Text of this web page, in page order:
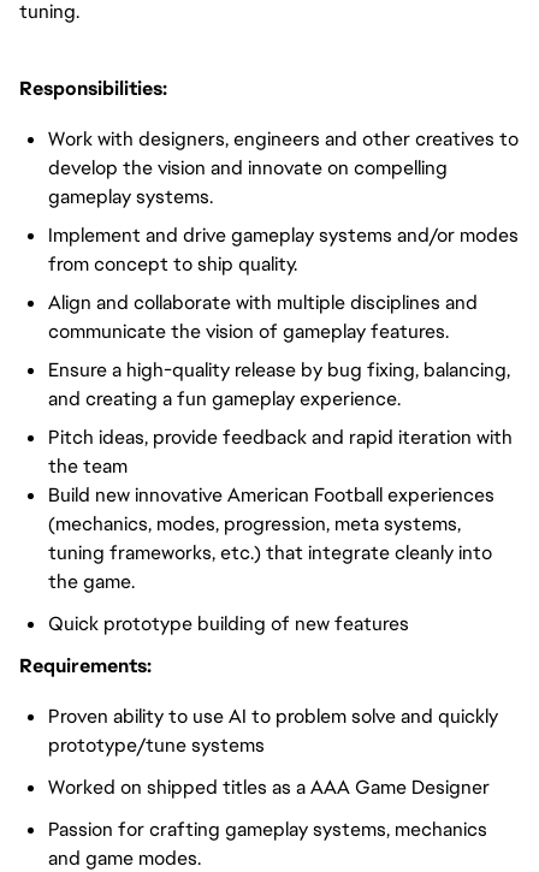
tuning.
Responsibilities:
Work with designers, engineers and other creatives to
develop the vision and innovate on compelling
gameplay systems.
Implement and drive gameplay systems and/or modes
from concept to ship quality.
Align and collaborate with multiple disciplines and
communicate the vision of gameplay features.
Ensure a high-quality release by bug fixing, balancing,
and creating a fun gameplay experience.
Pitch ideas, provide feedback and rapid iteration with
the team
Build new innovative American Football experiences
(mechanics, modes, progression, meta systems,
tuning frameworks, etc.) that integrate cleanly into
the game.
Quick prototype building of new features
Requirements:
Proven ability to use AI to problem solve and quickly
prototype/tune systems
Worked on shipped titles as a AAA Game Designer
Passion for crafting gameplay systems, mechanics
and game modes.